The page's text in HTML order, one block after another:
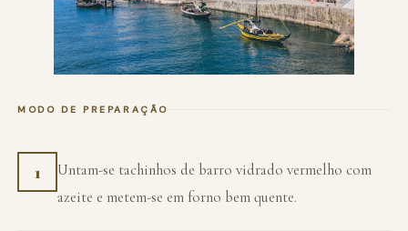
MODO DE PREPARAÇÃO
1
Untam-se tachinhos de barro vidrado vermelho com
azeite e metem-se em forno bem quente.